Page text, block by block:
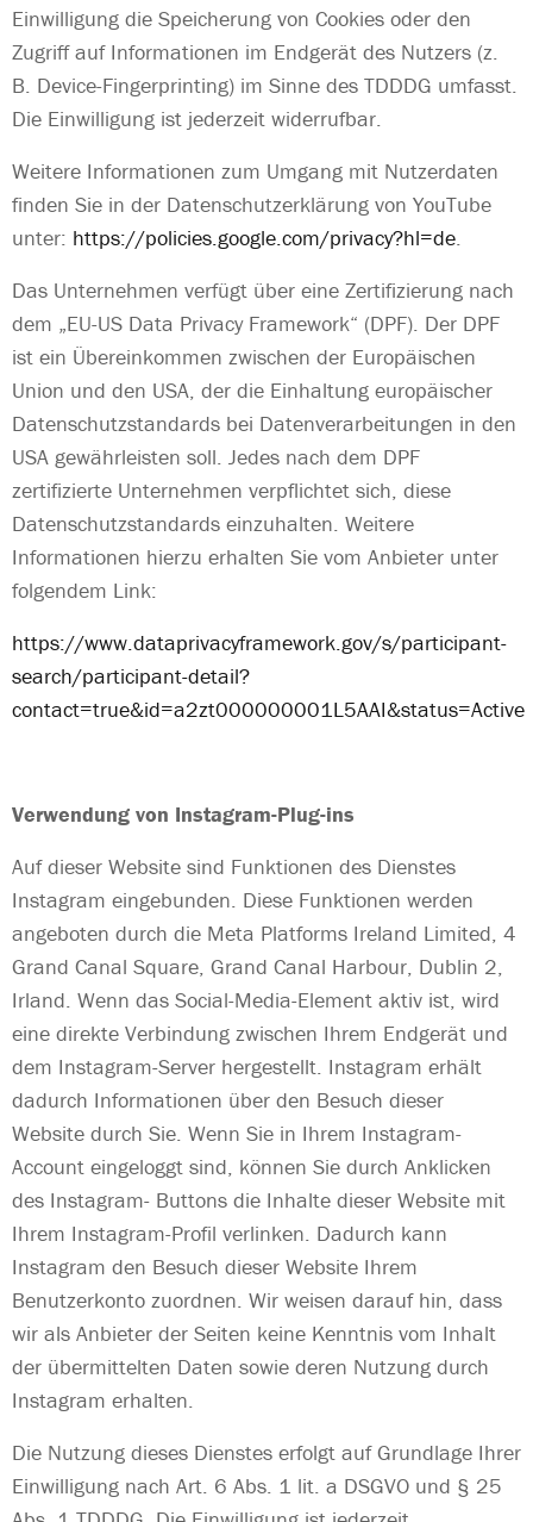
Einwilligung die Speicherung von Cookies oder den
Zugriff auf Informationen im Endgerät des Nutzers (z.
B. Device-Fingerprinting) im Sinne des TDDDG umfasst.
Die Einwilligung ist jederzeit widerrufbar.
Weitere Informationen zum Umgang mit Nutzerdaten
finden Sie in der Datenschutzerklärung von YouTube
unter: https://policies.google.com/privacy?hl=de.
Das Unternehmen verfügt über eine Zertifizierung nach
dem „EU-US Data Privacy Framework“ (DPF). Der DPF
ist ein Übereinkommen zwischen der Europäischen
Union und den USA, der die Einhaltung europäischer
Datenschutzstandards bei Datenverarbeitungen in den
USA gewährleisten soll. Jedes nach dem DPF
zertifizierte Unternehmen verpflichtet sich, diese
Datenschutzstandards einzuhalten. Weitere
Informationen hierzu erhalten Sie vom Anbieter unter
folgendem Link:
https://www.dataprivacyframework.gov/s/participant-
search/participant-detail?
contact=true&id=a2zt000000001L5AAI&status=Active
Verwendung von Instagram-Plug-ins
Auf dieser Website sind Funktionen des Dienstes
Instagram eingebunden. Diese Funktionen werden
angeboten durch die Meta Platforms Ireland Limited, 4
Grand Canal Square, Grand Canal Harbour, Dublin 2,
Irland. Wenn das Social-Media-Element aktiv ist, wird
eine direkte Verbindung zwischen Ihrem Endgerät und
dem Instagram-Server hergestellt. Instagram erhält
dadurch Informationen über den Besuch dieser
Website durch Sie. Wenn Sie in Ihrem Instagram-
Account eingeloggt sind, können Sie durch Anklicken
des Instagram- Buttons die Inhalte dieser Website mit
Ihrem Instagram-Profil verlinken. Dadurch kann
Instagram den Besuch dieser Website Ihrem
Benutzerkonto zuordnen. Wir weisen darauf hin, dass
wir als Anbieter der Seiten keine Kenntnis vom Inhalt
der übermittelten Daten sowie deren Nutzung durch
Instagram erhalten.
Die Nutzung dieses Dienstes erfolgt auf Grundlage Ihrer
Einwilligung nach Art. 6 Abs. 1 lit. a DSGVO und § 25